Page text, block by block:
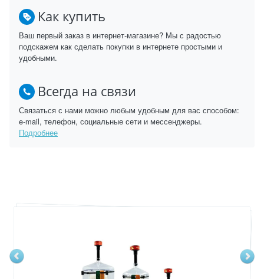
Как купить
Ваш первый заказ в интернет-магазине? Мы с радостью
подскажем как сделать покупки в интернете простыми и
удобными.
Всегда на связи
Связаться с нами можно любым удобным для вас способом:
e-mail, телефон, социальные сети и мессенджеры.
Подробнее